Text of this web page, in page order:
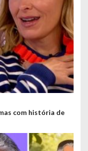
com história de